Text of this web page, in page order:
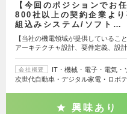
【今回のポジションでお
800社以上の契約企業より
組込みシステム/ソフト…
【当社の機電領域が提供しているこ
アーキテクチャ設計、要件定義、設
会社概要
IT・機械・電子・電気
次世代自動車・デジタル家電・ロボ
興味あり